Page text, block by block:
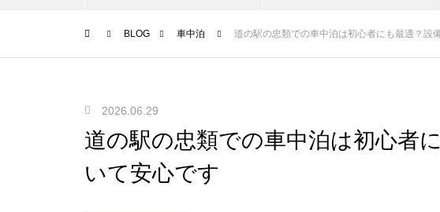
BLOG 車中泊 道の駅の忠類での車中泊は初心者にも最適？設
2026.06.29
道の駅の忠類での車中泊は初心者
いて安心です